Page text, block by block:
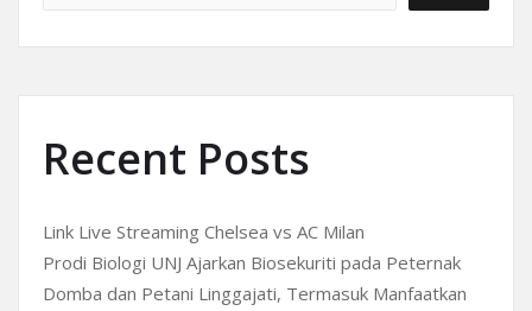
Recent Posts
Link Live Streaming Chelsea vs AC Milan
Prodi Biologi UNJ Ajarkan Biosekuriti pada Peternak
Domba dan Petani Linggajati, Termasuk Manfaatkan